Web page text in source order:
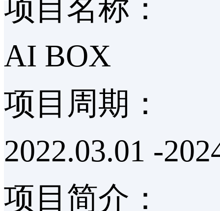
项目名称：
AI BOX
项目周期：
2022.03.01 -
项目简介：